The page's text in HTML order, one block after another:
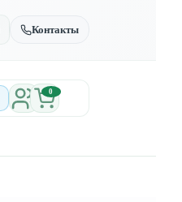
Контакты
0